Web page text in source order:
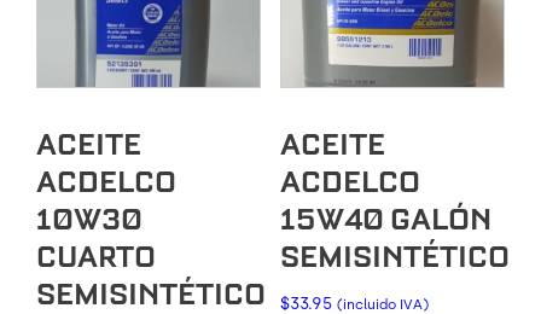
ACEITE
ACDELCO
10W30
CUARTO
SEMISINTÉTICO
ACEITE
ACDELCO
15W40 GALÓN
SEMISINTÉTICO
$33.95 (incluido IVA)